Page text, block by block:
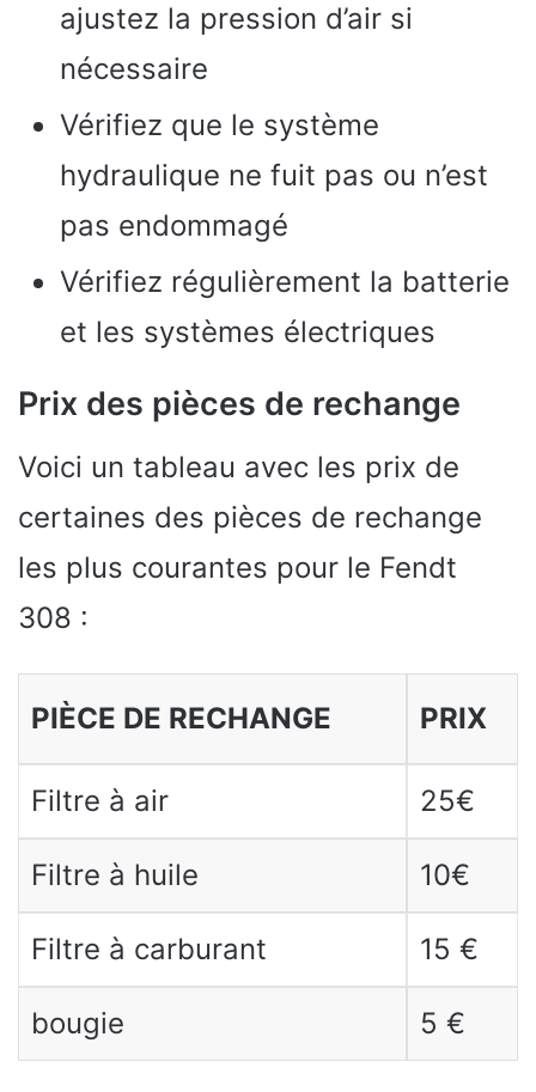
ajustez la pression d’air si
nécessaire
Vérifiez que le système
hydraulique ne fuit pas ou n’est
pas endommagé
Vérifiez régulièrement la batterie
et les systèmes électriques
Prix des pièces de rechange
Voici un tableau avec les prix de
certaines des pièces de rechange
les plus courantes pour le Fendt
308 :
PIÈCE DE RECHANGE PRIX
Filtre à air 25€
Filtre à huile 10€
Filtre à carburant 15 €
bougie 5 €